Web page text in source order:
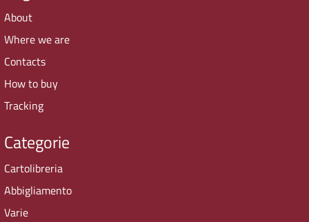
About
Where we are
Contacts
How to buy
Tracking
Categorie
Cartolibreria
Abbigliamento
Varie